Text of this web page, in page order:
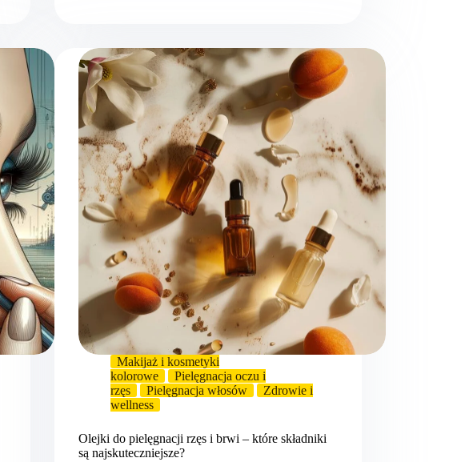
Makijaż i kosmetyki
kolorowe
Pielęgnacja oczu i
rzęs
Pielęgnacja włosów
Zdrowie i
wellness
Olejki do pielęgnacji rzęs i brwi – które składniki
są najskuteczniejsze?